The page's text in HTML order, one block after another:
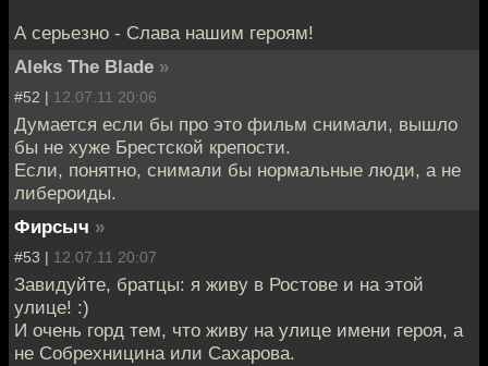
А серьезно - Слава нашим героям!
Aleks The Blade »
#52 | 12.07.11 20:06
Думается если бы про это фильм снимали, вышло
бы не хуже Брестской крепости.
Если, понятно, снимали бы нормальные люди, а не
либероиды.
Фирсыч »
#53 | 12.07.11 20:07
Завидуйте, братцы: я живу в Ростове и на этой
улице! :)
И очень горд тем, что живу на улице имени героя, а
не Собрехницина или Сахарова.